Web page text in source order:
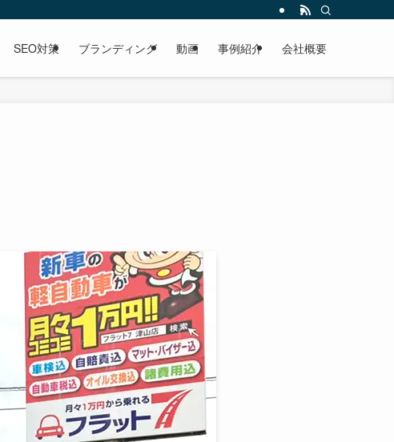
SEO対策 ブランディング 動画 事例紹介 会社概要